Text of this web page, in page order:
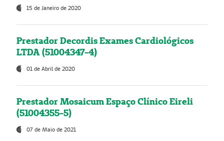
15 de Janeiro de 2020
Prestador Decordis Exames Cardiológicos
LTDA (51004347-4)
01 de Abril de 2020
Prestador Mosaicum Espaço Clínico Eireli
(51004355-5)
07 de Maio de 2021